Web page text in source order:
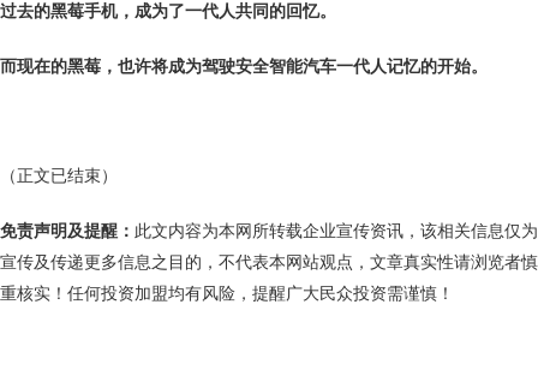
过去的黑莓手机，成为了一代人共同的回忆。
而现在的黑莓，也许将成为驾驶安全智能汽车一代人记忆的开始。
（正文已结束）
免责声明及提醒： 此文内容为本网所转载企业宣传资讯，该相关信息仅为
宣传及传递更多信息之目的，不代表本网站观点，文章真实性请浏览者慎
重核实！任何投资加盟均有风险，提醒广大民众投资需谨慎！